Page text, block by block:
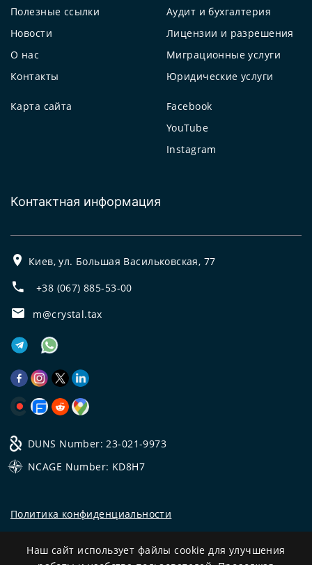
Полезные ссылки
Новости
О нас
Контакты
Аудит и бухгалтерия
Лицензии и разрешения
Миграционные услуги
Юридические услуги
Карта сайта
Facebook
YouTube
Instagram
Контактная информация
Киев, ул. Большая Васильковская, 77
+38 (067) 885-53-00
m@crystal.tax
DUNS Number: 23-021-9973
NCAGE Number: KD8H7
Политика конфиденциальности
Наш сайт использует файлы cookie для улучшения